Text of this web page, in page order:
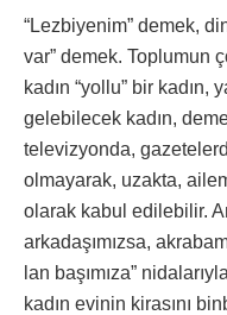
“Lezbiyenim” demek,
var” demek. Toplumun
kadın “yollu” bir kadın,
gelebilecek kadın,
televizyonda,
olmayarak, uzakta,
olarak kabul edilebilir.
arkadaşımızsa,
lan başımıza”
kadın evinin kirasını